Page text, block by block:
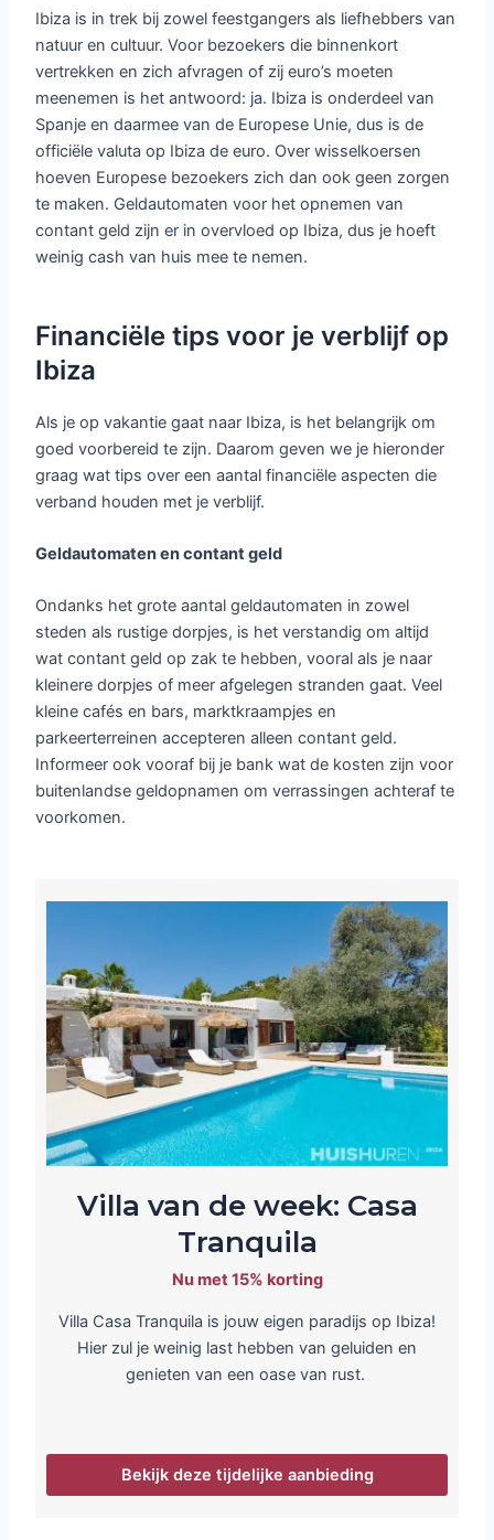
Ibiza is in trek bij zowel feestgangers als liefhebbers van
natuur en cultuur. Voor bezoekers die binnenkort
vertrekken en zich afvragen of zij euro’s moeten
meenemen is het antwoord: ja. Ibiza is onderdeel van
Spanje en daarmee van de Europese Unie, dus is de
officiële valuta op Ibiza de euro. Over wisselkoersen
hoeven Europese bezoekers zich dan ook geen zorgen
te maken. Geldautomaten voor het opnemen van
contant geld zijn er in overvloed op Ibiza, dus je hoeft
weinig cash van huis mee te nemen.
Financiële tips voor je verblijf op
Ibiza
Als je op vakantie gaat naar Ibiza, is het belangrijk om
goed voorbereid te zijn. Daarom geven we je hieronder
graag wat tips over een aantal financiële aspecten die
verband houden met je verblijf.
Geldautomaten encontant geld
Ondanks het grote aantal geldautomaten in zowel
steden als rustige dorpjes, is het verstandig om altijd
wat contant geld op zak te hebben, vooral als je naar
kleinere dorpjes of meer afgelegen stranden gaat. Veel
kleine cafés en bars, marktkraampjes en
parkeerterreinen accepteren alleen contant geld.
Informeer ook vooraf bij je bank wat de kosten zijn voor
buitenlandse geldopnamen om verrassingen achteraf te
voorkomen.
Villa van de week: Casa
Tranquila
Nu met 15% korting
Villa Casa Tranquila is jouw eigen paradijs op Ibiza!
Hier zul je weinig last hebben van geluiden en
genieten van een oase van rust.
Bekijk deze tijdelijke aanbieding